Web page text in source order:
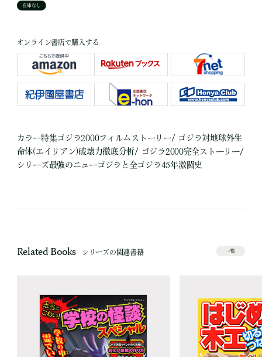
在庫なし
オンライン書店で購入する
カラー特集ゴジラ2000フィルムストーリー/ ゴジラ対地球外生
命体(エイリアン)破壊力徹底分析/ ゴジラ2000完全ストーリー/
シリーズ最強のニューゴジラと全ゴジラ45年激闘史
Related Books シリーズの関連書籍 一覧